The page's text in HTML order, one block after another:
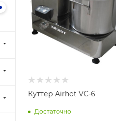
Куттер Airhot VC-6
Достаточно